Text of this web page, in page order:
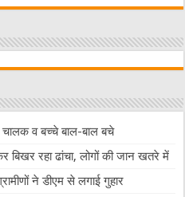
चालक व बच्चे बाल-बाल बचे
रहा ढांचा, लोगों की जान खतरे में
ने डीएम से लगाई गुहार